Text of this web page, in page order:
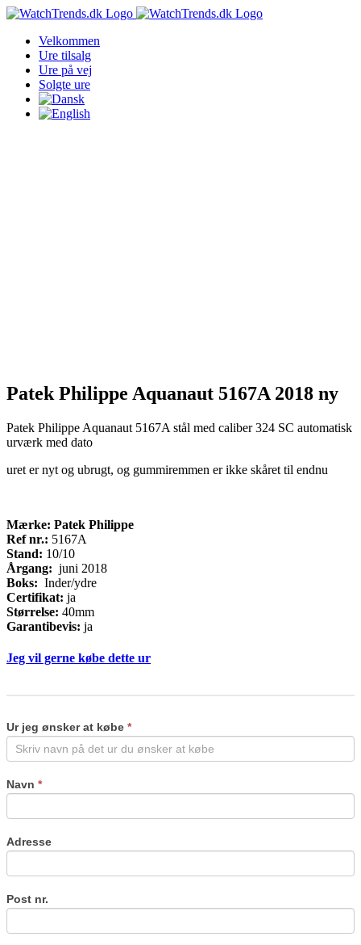
Skip
contentVelkommen
Ure tilsalg
Ure på vej
Solgte ure
Patek Philippe Aquanaut 5167A 2018 ny
Patek Philippe Aquanaut 5167A stål med caliber 324 SC automatisk
urværk med dato
uret er nyt og ubrugt, og gummiremmen er ikke skåret til endnu
Mærke: Patek Philippe
Ref nr.: 5167A
Stand: 10/10
Årgang: juni 2018
Boks: Inder/ydre
Certifikat: ja
Størrelse: 40mm
Garantibevis: ja
Jeg vil gerne købe dette ur
Ur jeg ønsker at købe *
Navn *
Adresse
Post nr.
human,
leave
this
blank.